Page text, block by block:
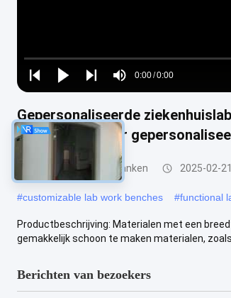
Play
Play
Play
Mute
Time
0:00/0:00
Loaded:
0%
Gepersonaliseerde
handgrepen voor
Laboratoriumwerkbanken 2025-02-21
#customizable lab work benches #functional
Productbeschrijving: Materialen met een
gemakkelijk schoon te maken materialen,
Berichten van bezoekers